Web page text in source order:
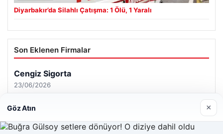
Diyarbakır’da Silahlı Çatışma: 1 Ölü, 1 Yaralı
Son Eklenen Firmalar
Cengiz Sigorta
23/06/2026
Göz Atın ×